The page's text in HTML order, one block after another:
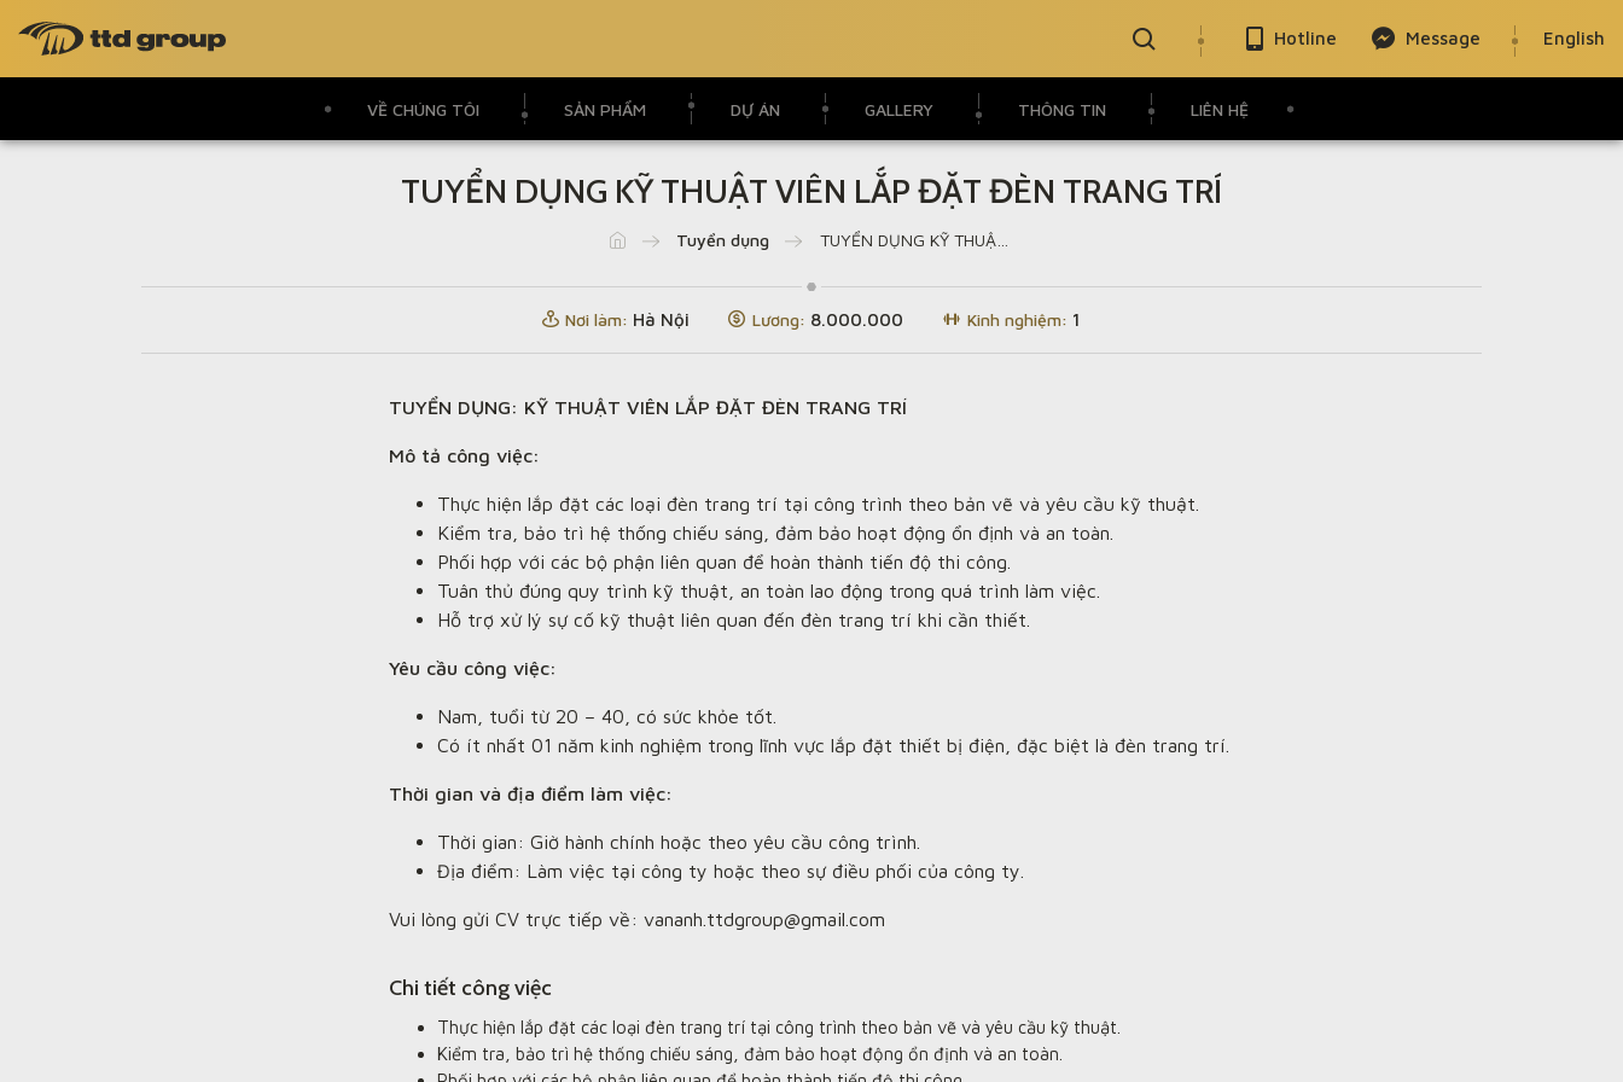
Hotline Message English
VỀ CHÚNG TÔI SẢN PHẨM DỰ ÁN GALLERY THÔNG TIN LIÊN HỆ
TUYỂN DỤNG KỸ THUẬT VIÊN LẮP ĐẶT ĐÈN TRANG TRÍ
Tuyển dụng TUYỂN DỤNG KỸ THUẬT VIÊN LẮP ĐẶT ĐÈN TRANG TRÍ
Nơi làm: Hà Nội Lương: 8.000.000 Kinh nghiệm: 1
TUYỂN DỤNG: KỸ THUẬT VIÊN LẮP ĐẶT ĐÈN TRANG TRÍ
Mô tả công việc:
Thực hiện lắp đặt các loại đèn trang trí tại công trình theo bản vẽ và yêu cầu kỹ thuật.
Kiểm tra, bảo trì hệ thống chiếu sáng, đảm bảo hoạt động ổn định và an toàn.
Phối hợp với các bộ phận liên quan để hoàn thành tiến độ thi công.
Tuân thủ đúng quy trình kỹ thuật, an toàn lao động trong quá trình làm việc.
Hỗ trợ xử lý sự cố kỹ thuật liên quan đến đèn trang trí khi cần thiết.
Yêu cầu công việc:
Nam, tuổi từ 20 – 40, có sức khỏe tốt.
Có ít nhất 01 năm kinh nghiệm trong lĩnh vực lắp đặt thiết bị điện, đặc biệt là đèn trang trí.
Thời gian và địa điểm làm việc:
Thời gian: Giờ hành chính hoặc theo yêu cầu công trình.
Địa điểm: Làm việc tại công ty hoặc theo sự điều phối của công ty.
Vui lòng gửi CV trực tiếp về: vananh.ttdgroup@gmail.com
Chi tiết công việc
Thực hiện lắp đặt các loại đèn trang trí tại công trình theo bản vẽ và yêu cầu kỹ thuật.
Kiểm tra, bảo trì hệ thống chiếu sáng, đảm bảo hoạt động ổn định và an toàn.